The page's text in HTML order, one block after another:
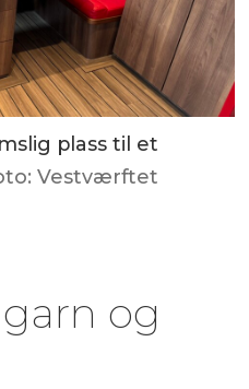
plass til et
Vestværftet
og